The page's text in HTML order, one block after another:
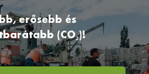
erősebb és
(CO₂)!